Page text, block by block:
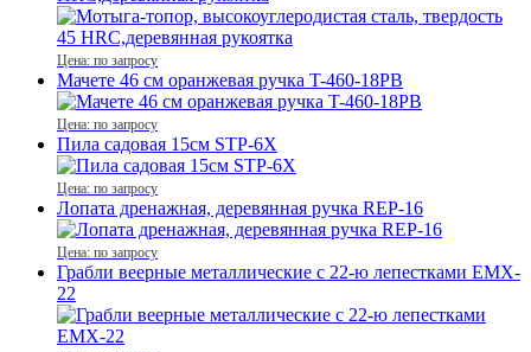
Цена: по запросу
Мачете 46 см оранжевая ручка T-460-18PB
Цена: по запросу
Пила садовая 15см STP-6X
Цена: по запросу
Лопата дренажная, деревянная ручка REР-16
Цена: по запросу
Грабли веерные металлические с 22-ю лепестками EMX-
22